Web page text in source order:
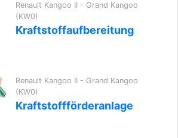
Renault Kangoo II - Grand Kangoo
(KW0)
Kraftstoffaufbereitung
Renault Kangoo II - Grand Kangoo
(KW0)
Kraftstoffförderanlage